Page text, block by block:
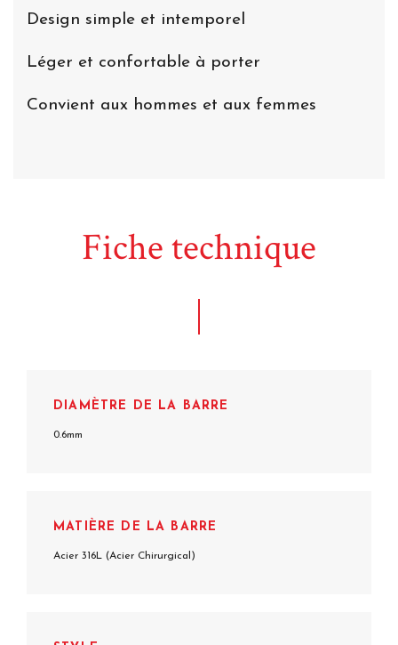
Design simple et intemporel
Léger et confortable à porter
Convient aux hommes et aux femmes
Fiche technique
DIAMÈTRE DE LA BARRE
0.6mm
MATIÈRE DE LA BARRE
Acier 316L (Acier Chirurgical)